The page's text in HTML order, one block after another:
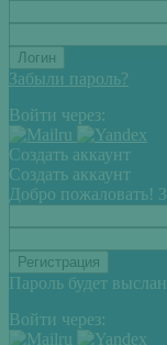
Забыли пароль?
Войти через:
Создать аккаунт
Создать аккаунт
Добро пожаловать!
Пароль будет
Войти через: